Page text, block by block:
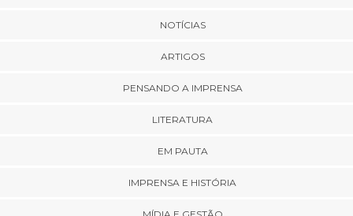
NOTÍCIAS
ARTIGOS
PENSANDO A IMPRENSA
LITERATURA
EM PAUTA
IMPRENSA E HISTÓRIA